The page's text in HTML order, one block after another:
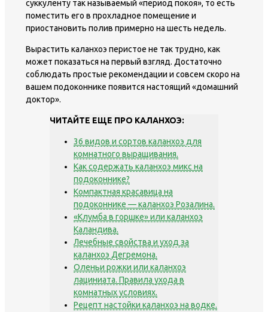
суккуленту так называемый «период покоя», то есть
поместить его в прохладное помещение и
приостановить полив примерно на шесть недель.
Вырастить каланхоэ перистое не так трудно, как
может показаться на первый взгляд. Достаточно
соблюдать простые рекомендации и совсем скоро на
вашем подоконнике появится настоящий «домашний
доктор».
ЧИТАЙТЕ ЕЩЕ ПРО КАЛАНХОЭ:
36 видов и сортов каланхоэ для
комнатного выращивания.
Как содержать каланхоэ микс на
подоконнике?
Компактная красавица на
подоконнике — каланхоэ Розалина.
«Клумба в горшке» или каланхоэ
Каландива.
Лечебные свойства и уход за
каланхоэ Дегремона.
Оленьи рожки или каланхоэ
лациниата. Правила ухода в
комнатных условиях.
Рецепт настойки каланхоэ на водке.